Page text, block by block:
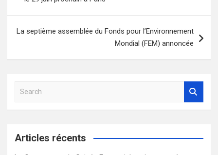
La septième assemblée du Fonds pour l’Environnement
Mondial (FEM) annoncée
a
c
Articles récents